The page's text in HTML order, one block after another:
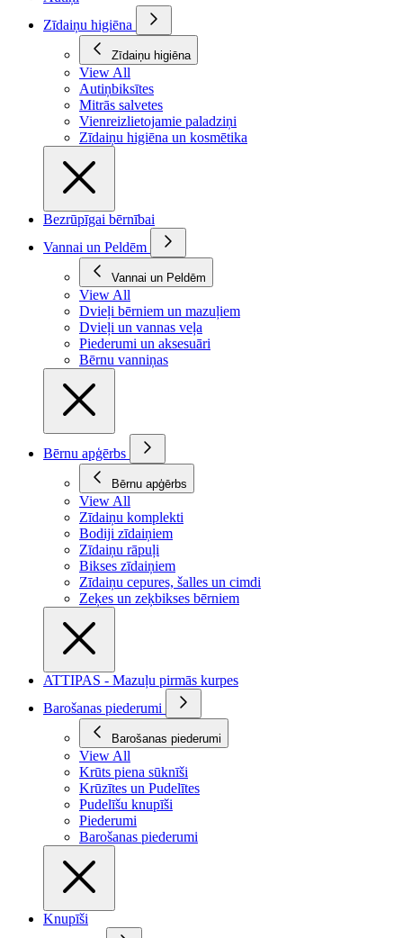
Zīdaiņu higiēna
Zīdaiņu higiēna
View All
Autiņbiksītes
Mitrās salvetes
Vienreizlietojamie paladziņi
Zīdaiņu higiēna un kosmētika
Bezrūpīgai bērnībai
Vannai un Peldēm
Vannai un Peldēm
View All
Dvieļi bērniem un mazuļiem
Dvieļi un vannas veļa
Piederumi un aksesuāri
Bērnu vanniņas
Bērnu apģērbs
Bērnu apģērbs
View All
Zīdaiņu komplekti
Bodiji zīdaiņiem
Zīdaiņu rāpuļi
Bikses zīdaiņiem
Zīdaiņu cepures, šalles un cimdi
Zeķes un zeķbikses bērniem
ATTIPAS - Mazuļu pirmās kurpes
Barošanas piederumi
Barošanas piederumi
View All
Krūts piena sūknīši
Krūzītes un Pudelītes
Pudelīšu knupīši
Piederumi
Barošanas piederumi
Knupīši